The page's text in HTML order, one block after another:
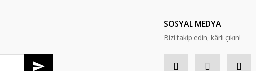
SOSYAL MEDYA
Bizi takip edin, kârlı çıkın!